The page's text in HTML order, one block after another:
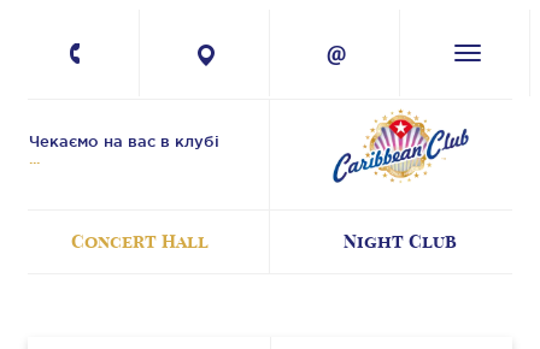
Чекаємо на вас в клубі
Concert Hall Night Club